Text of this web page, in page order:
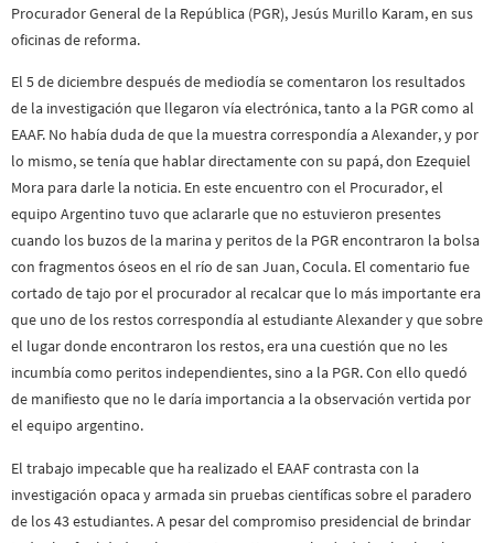
Procurador General de la República (PGR), Jesús Murillo Karam, en sus
oficinas de reforma.
El 5 de diciembre después de mediodía se comentaron los resultados
de la investigación que llegaron vía electrónica, tanto a la PGR como al
EAAF. No había duda de que la muestra correspondía a Alexander, y por
lo mismo, se tenía que hablar directamente con su papá, don Ezequiel
Mora para darle la noticia. En este encuentro con el Procurador, el
equipo Argentino tuvo que aclararle que no estuvieron presentes
cuando los buzos de la marina y peritos de la PGR encontraron la bolsa
con fragmentos óseos en el río de san Juan, Cocula. El comentario fue
cortado de tajo por el procurador al recalcar que lo más importante era
que uno de los restos correspondía al estudiante Alexander y que sobre
el lugar donde encontraron los restos, era una cuestión que no les
incumbía como peritos independientes, sino a la PGR. Con ello quedó
de manifiesto que no le daría importancia a la observación vertida por
el equipo argentino.
El trabajo impecable que ha realizado el EAAF contrasta con la
investigación opaca y armada sin pruebas científicas sobre el paradero
de los 43 estudiantes. A pesar del compromiso presidencial de brindar